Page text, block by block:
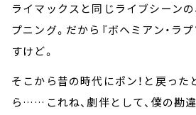
ライマックスと同じライブシーン
プニング。だから『ボヘミアン・ラ
すけど。
そこから昔の時代にポン！と戻った
ら……これね、劇伴として、僕の勘